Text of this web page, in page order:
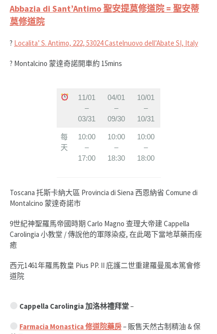
Abbazia di Sant’Antimo 聖安提莫修道院 = 聖安蒂
莫修道院
? Localita’ S. Antimo, 222, 53024 Castelnuovo dell’Abate SI, Italy
? Montalcino 蒙達奇諾開車約 15mins
11/01
–
03/31
04/01
–
09/30
10/01
–
10/31
每
天
10:00
–
17:00
10:00
–
18:30
10:00
–
18:00
Toscana 托斯卡納大區 Provincia di Siena 西恩納省 Comune di
Montalcino 蒙達奇諾市
9世紀神聖羅馬帝國時期 Carlo Magno 查理大帝建 Cappella
Carolingia 小教堂 / 傳說他的軍隊染疫, 在此喝下當地草藥而痊
癒
西元1461年羅馬教皇 Pius PP. II 庇護二世重建羅曼風本篤會修
道院
Cappella Carolingia 加洛林禮拜堂–
Farmacia Monastica 修道院藥房– 販售天然古制精油 & 保